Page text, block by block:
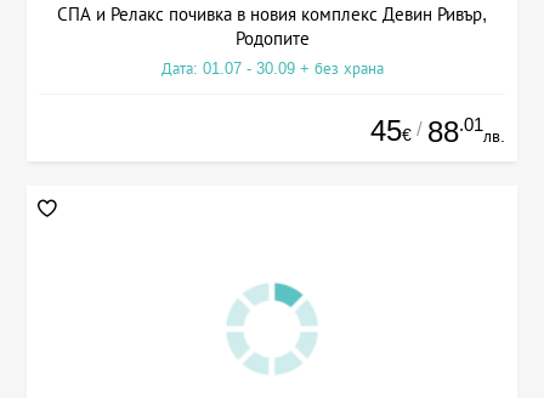
СПА и Релакс почивка в новия комплекс Девин Ривър,
Родопите
Дата: 01.07 - 30.09 + без храна
45€ / 88.01
лв.